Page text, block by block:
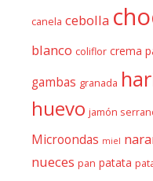
canela cebolla
blanco coliflor crema
gambas granada
huevo jamón
Microondas miel
nueces pan patata